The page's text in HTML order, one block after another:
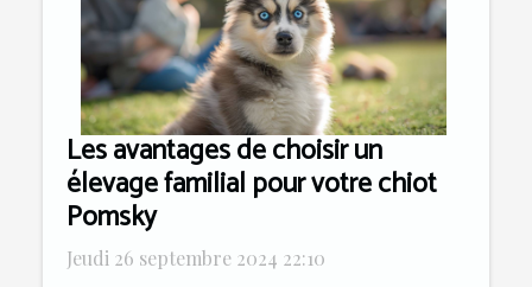
Les avantages de choisir un
élevage familial pour votre chiot
Pomsky
Jeudi 26 septembre 2024 22:10